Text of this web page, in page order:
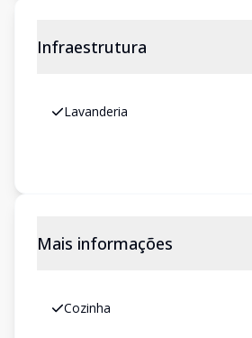
Infraestrutura
Lavanderia
Mais informações
Cozinha